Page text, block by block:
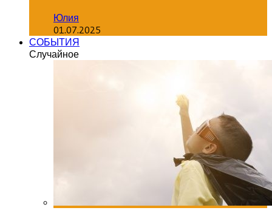
Юлия
01.07.2025
СОБЫТИЯ
Случайное